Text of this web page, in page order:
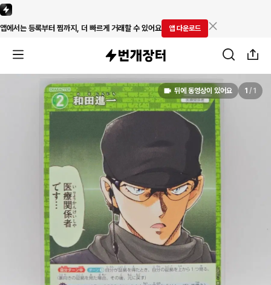
앱에서는 등록부터 찜까지, 더 빠르게 거래할 수 있어요 앱 다운로드
뒤에 동영상이 있어요 1 / 1